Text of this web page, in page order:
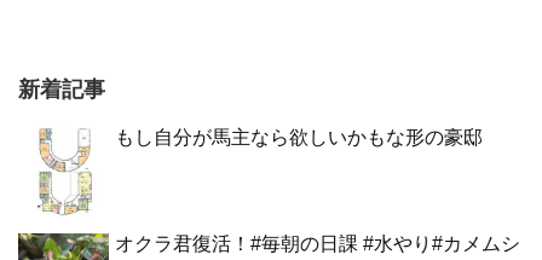
新着記事
もし自分が馬主なら欲しいかもな形の豪邸
オクラ君復活！#毎朝の日課 #水やり#カメムシ